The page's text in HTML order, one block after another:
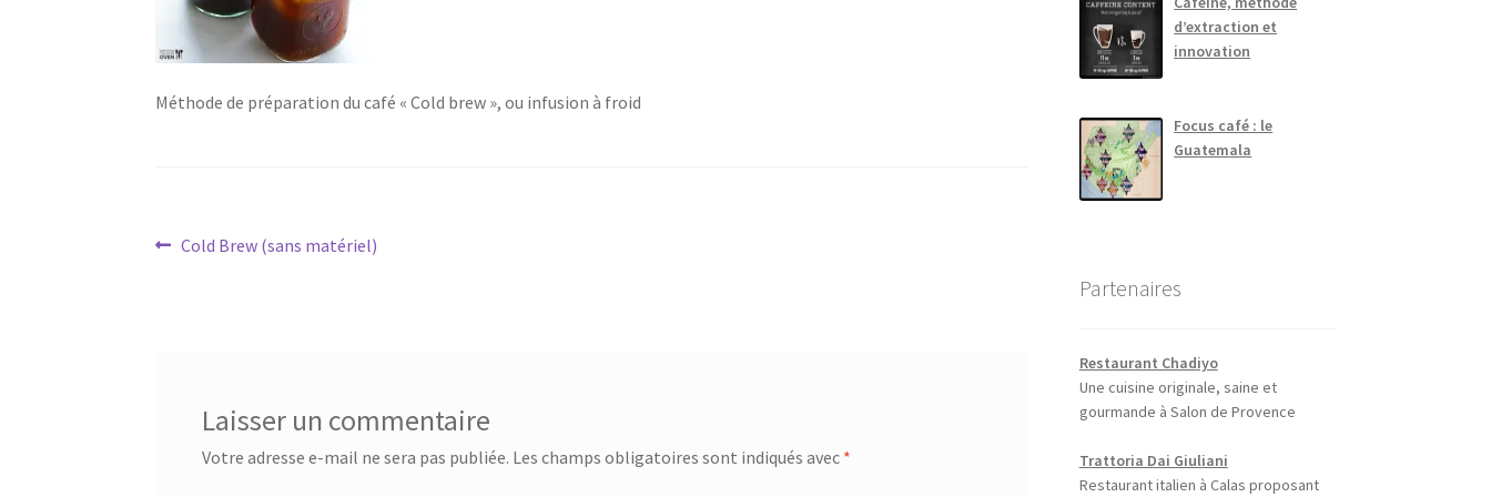
Méthode de préparation du café « Cold brew », ou infusion à froid
Navigation
Article
Cold Brew (sans matériel)
Laisser un commentaire
Votre adresse e-mail ne sera pas publiée. Les champs obligatoires sont indiqués avec *
d’extraction et
innovation
Focus café : le
Guatemala
Partenaires
Restaurant Chadiyo
Une cuisine originale, saine et
gourmande à Salon de Provence
Trattoria Dai Giuliani
Restaurant italien à Calas proposant